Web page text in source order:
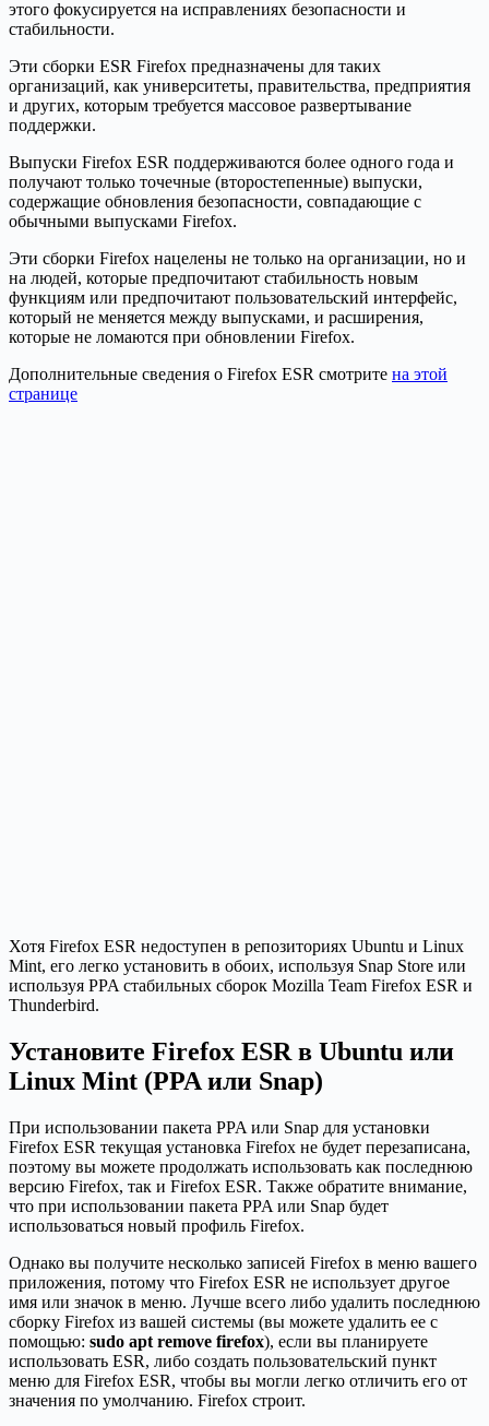
этого фокусируется на исправлениях безопасности и
стабильности.
Эти сборки ESR Firefox предназначены для таких
организаций, как университеты, правительства, предприятия
и других, которым требуется массовое развертывание
поддержки.
Выпуски Firefox ESR поддерживаются более одного года и
получают только точечные (второстепенные) выпуски,
содержащие обновления безопасности, совпадающие с
обычными выпусками Firefox.
Эти сборки Firefox нацелены не только на организации, но и
на людей, которые предпочитают стабильность новым
функциям или предпочитают пользовательский интерфейс,
который не меняется между выпусками, и расширения,
которые не ломаются при обновлении Firefox.
Дополнительные сведения о Firefox ESR смотрите на этой
странице
Хотя Firefox ESR недоступен в репозиториях Ubuntu и Linux
Mint, его легко установить в обоих, используя Snap Store или
используя PPA стабильных сборок Mozilla Team Firefox ESR и
Thunderbird.
Установите Firefox ESR в Ubuntu или
Linux Mint (PPA или Snap)
При использовании пакета PPA или Snap для установки
Firefox ESR текущая установка Firefox не будет перезаписана,
поэтому вы можете продолжать использовать как последнюю
версию Firefox, так и Firefox ESR. Также обратите внимание,
что при использовании пакета PPA или Snap будет
использоваться новый профиль Firefox.
Однако вы получите несколько записей Firefox в меню вашего
приложения, потому что Firefox ESR не использует другое
имя или значок в меню. Лучше всего либо удалить последнюю
сборку Firefox из вашей системы (вы можете удалить ее с
помощью: sudo apt remove firefox), если вы планируете
использовать ESR, либо создать пользовательский пункт
меню для Firefox ESR, чтобы вы могли легко отличить его от
значения по умолчанию. Firefox строит.